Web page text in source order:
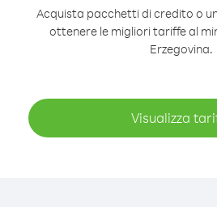
Acquista pacchetti di credito o
ottenere le migliori tariffe al
Erzegovina.
Visualizza